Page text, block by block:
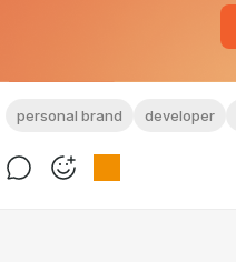
personal brand developer